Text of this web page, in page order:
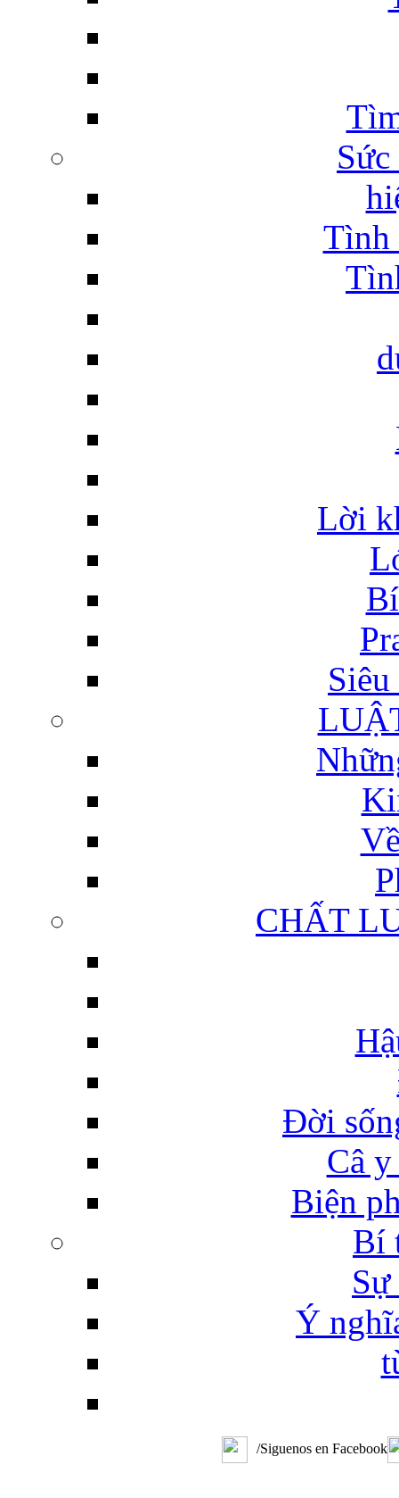
Tình
Lời
CHẤT
Đời
Câ
Biện
Bí
Ý
/Siguenos en Facebook